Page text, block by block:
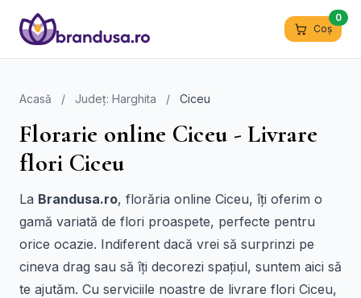
Coș
0
Acasă / Județ: Harghita / Ciceu
Florarie online Ciceu - Livrare
flori Ciceu
La Brandusa.ro, florăria online Ciceu, îți oferim o
gamă variată de flori proaspete, perfecte pentru
orice ocazie. Indiferent dacă vrei să surprinzi pe
cineva drag sau să îți decorezi spațiul, suntem aici să
te ajutăm. Cu serviciile noastre de livrare flori Ciceu,